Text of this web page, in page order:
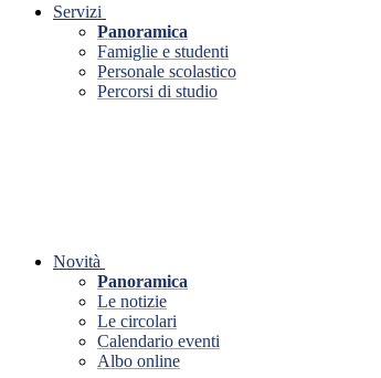
Servizi
Panoramica
Famiglie e studenti
Personale scolastico
Percorsi di studio
Novità
Panoramica
Le notizie
Le circolari
Calendario eventi
Albo online